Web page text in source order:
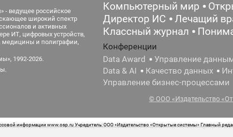
- ведущее российское
широкий спектр
и активных
ИТ, цифровых устройств,
медицины и полиграфии,
1992-2026.
Компьютерный мир
Директор ИС
Лечащий
Классный журнал
Конференции
Data Award
Управление
Data & AI
Качество данных
Управление бизнес-процессами
© ООО «Издательство
информации www.osp.ru Учредитель: ООО «Издательство «Открытые системы» Главный